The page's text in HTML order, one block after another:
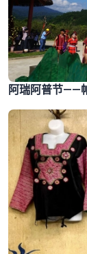
阿瑞阿普节——